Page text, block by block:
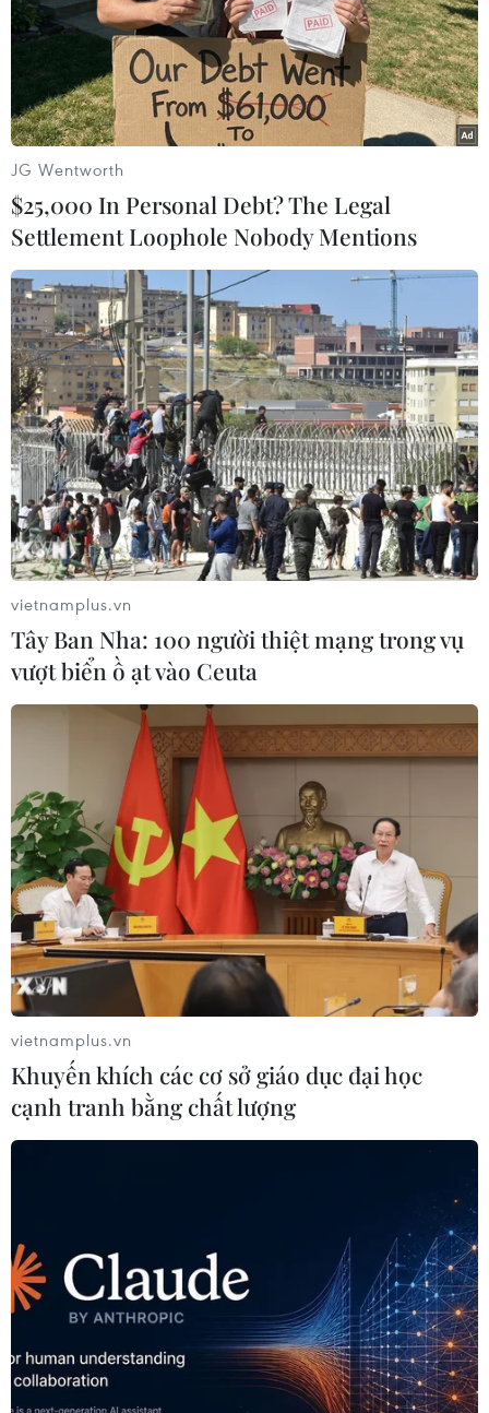
Bầu cử Quốc hội và Hội đồng
Nhân dân: 6 đơn vị bầu cử của tỉnh Đồng Tháp
Chủ tịch Quốc hội: Nghệ An lập danh sách cử
tri “đúng, đủ, chuẩn, kịp thời”
TIN LIÊN QUAN
Fed: Hoạt động kinh tế trên khắp nước Mỹ
chững lại trước cuộc bầu cử tổng thống
24/10/2024 04:57
Mặc dù bức tranh kinh tế tổng thể không thay đổi nhiều
kể từ đầu tháng 9, nhưng phản hồi từ hầu hết các khu
vực của Fed cho thấy nhiều doanh nghiệp vẫn ngần
ngại đầu tư trước cuộc bầu cử Mỹ.
Phản ứng của thị trường sau khi Fed cắt
giảm lãi suất
19/09/2024 00:48
Sau khi Cục Dự trữ Liên bang Mỹ quyết định cắt giảm
JG Wentworth
$25,000 In Personal Debt? The Legal
Settlement Loophole Nobody Mentions
vietnamplus.vn
Tây Ban Nha: 100 người thiệt mạng trong vụ
vượt biển ồ ạt vào Ceuta
vietnamplus.vn
Khuyến khích các cơ sở giáo dục đại học
cạnh tranh bằng chất lượng